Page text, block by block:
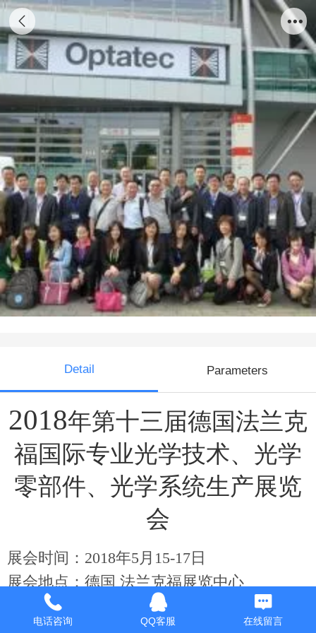
2016 Frankfurt Optics Exhibition, Germany
Detail Parameters
2018年第十三届德国法兰克
福国际专业光学技术、光学
零部件、光学系统生产展览
会
展会时间：2018年5月15-17日
展会地点： 德国 法兰克福展览中心
举办周期：两年一届
中国组展：
北京富莱国际展览有限公司
电话咨询 QQ客服 在线留言